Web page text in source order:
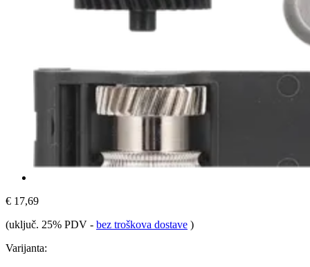
€ 17,69
(uključ. 25% PDV - bez troškova dostave )
Varijanta: